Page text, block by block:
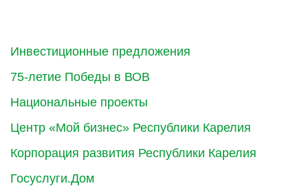
Инвестиционные предложения
75-летие Победы в ВОВ
Национальные проекты
Центр «Мой бизнес» Республики Карелия
Корпорация развития Республики Карелия
Госуслуги.Дом